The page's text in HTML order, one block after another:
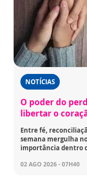
NOTÍCIAS
O poder do
libertar o
Entre fé,
semana mergulha
importância dentro
02 AGO 2026 - 07H40